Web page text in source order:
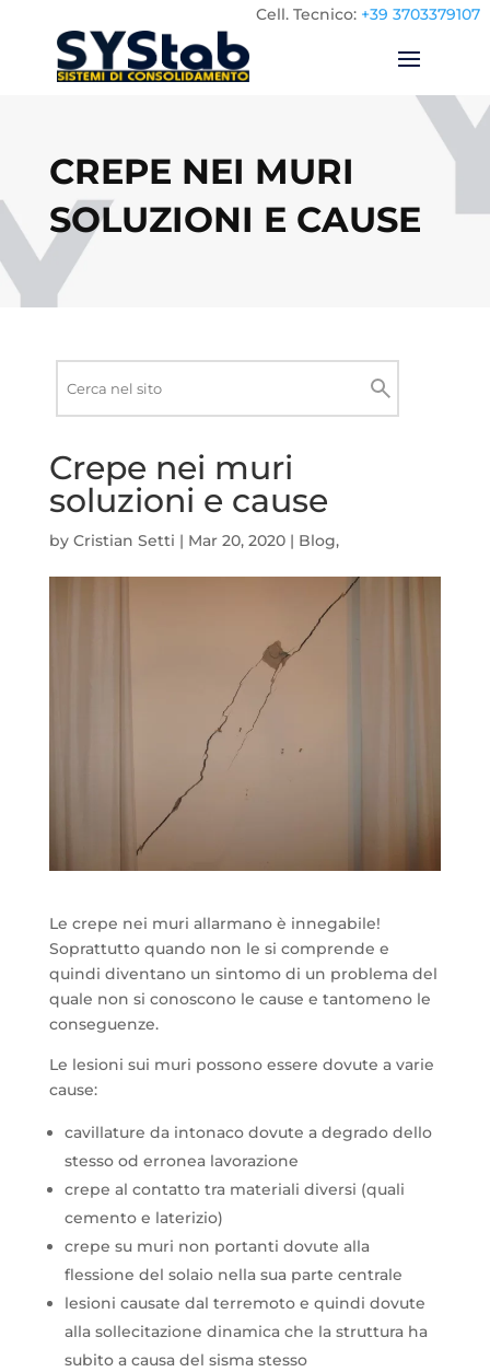
Cell. Tecnico: +39 3703379107
CREPE NEI MURI
SOLUZIONI E CAUSE
sito
Cerca
Crepe nei muri
soluzioni e cause
by Cristian Setti | Mar 20, 2020| Blog,
Le crepe nei muri allarmano è innegabile!
Soprattutto quando non le si comprende e
quindi diventano un sintomo di un problema del
quale non si conoscono le cause e tantomeno le
conseguenze.
Le lesioni sui muri possono essere dovute a varie
cause:
cavillature da intonaco dovute a degrado dello
stesso od erronea lavorazione
crepe al contatto tra materiali diversi (quali
cemento e laterizio)
crepe su muri non portanti dovute alla
flessione del solaio nella sua parte centrale
lesioni causate dal terremoto e quindi dovute
alla sollecitazione dinamica che la struttura ha
subito a causa del sisma stesso